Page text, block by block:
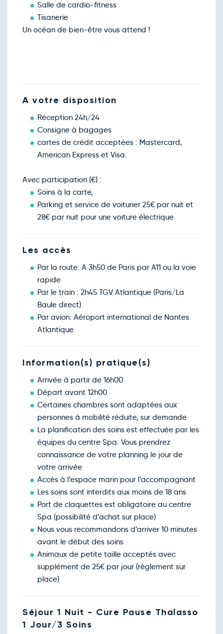
Salle de cardio-fitness
Tisanerie
Un océan de bien-être vous attend !
A votre disposition
Réception 24h/24
Consigne à bagages
cartes de crédit acceptées : Mastercard,
American Express et Visa.
Avec participation (€) :
Soins à la carte,
Parking et service de voiturier 25€ par nuit et
28€ par nuit pour une voiture électrique
Les accès
Par la route: A 3h50 de Paris par A11 ou la voie
rapide
Par le train : 2h45 TGV Atlantique (Paris/La
Baule direct)
Par avion: Aéroport international de Nantes
Atlantique
Information(s) pratique(s)
Arrivée à partir de 16h00
Départ avant 12h00
Certaines chambres sont adaptées aux
personnes à mobilité réduite, sur demande
La planification des soins est effectuée par les
équipes du centre Spa. Vous prendrez
connaissance de votre planning le jour de
votre arrivée
Accès à l’espace marin pour l’accompagnant
Les soins sont interdits aux moins de 18 ans
Port de claquettes est obligatoire au centre
Spa (possibilité d’achat sur place)
Nous vous recommandons d’arriver 10 minutes
avant le début des soins
Animaux de petite taille acceptés avec
supplément de 25€ par jour (règlement sur
place)
Séjour 1 Nuit - Cure Pause Thalasso
1 Jour/3 Soins